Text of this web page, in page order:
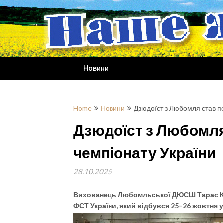
Skip
to
content
Новини
Home Новини Дзюдоїст з Любомля став
Дзюдоїст з
чемпіонату України
28.10.2025
Вихованець Любомльської ДЮСШ Тарас
ФСТ України, який відбувся 25–26 жовтня у